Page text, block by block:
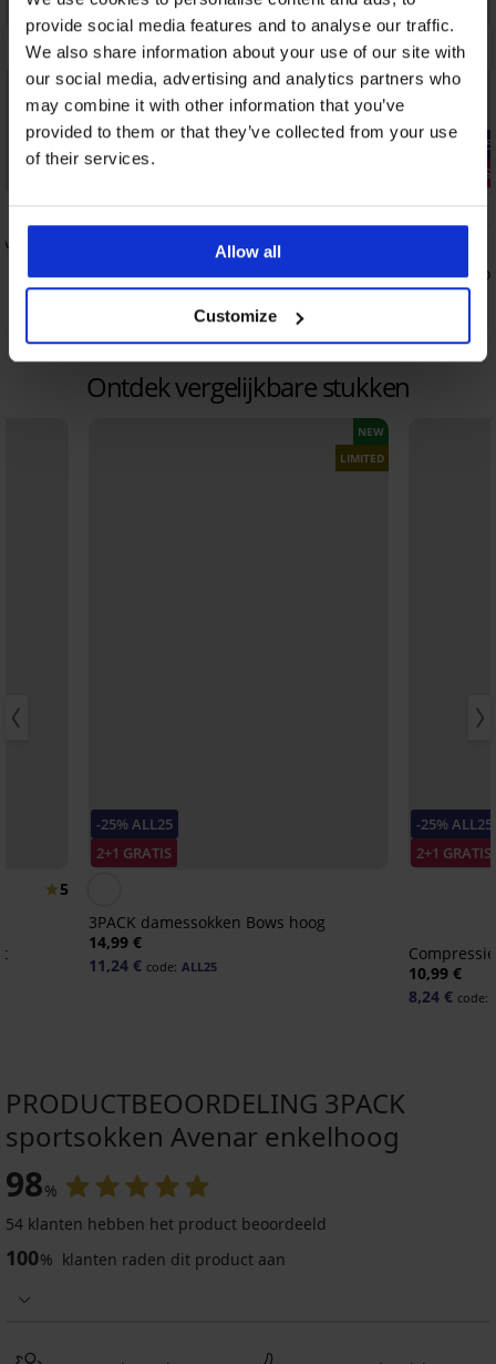
provide social media features and to analyse our traffic.
We also share information about your use of our site with
our social media, advertising and analytics partners who
may combine it with other information that you’ve
provided to them or that they’ve collected from your use
of their services.
Allow all
Customize
-25% ALL25
5
Kousenvoetjes Cotton
5,19 €
ALL25
-25% ALL25
2+1 GRATIS
Bamboe
8,09 €
Ontdek vergelijkbare stukken
5
-25% ALL25
2+1 GRATIS
NEW
LIMITED
3PACK damessokken Bows hoog
14,99 €
11,24 € code: ALL25
-25% ALL25
2+1 GRATIS
10,99 €
8,24 € code:
PRODUCTBEOORDELING 3PACK
sportsokken Avenar enkelhoog
98%
54 klanten hebben het product beoordeeld
100% klanten raden dit product aan